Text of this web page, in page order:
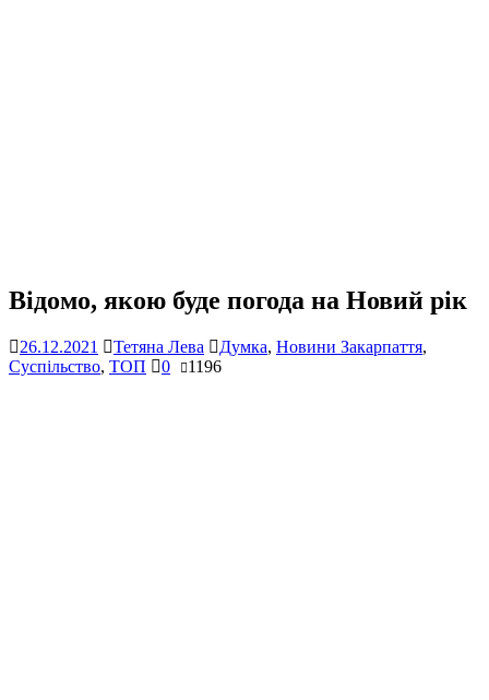
Відомо, якою буде погода на Новий рік
26.12.2021 Тетяна Лева Думка, Новини Закарпаття,
Суспільство, ТОП 0 1196